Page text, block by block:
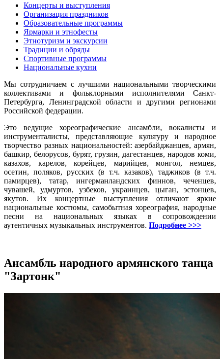
Концерты и выступления
Организация праздников
Образовательные программы
Ярмарки и этнофесты
Этнотуризм и экскурсии
Традиции и обряды
Спортивные программы
Национальные кухни
Мы сотрудничаем с лучшими национальными творческими
коллективами и фольклорными исполнителями Санкт-
Петербурга, Ленинградской области и другими регионами
Российской федерации.
Это ведущие хореографические ансамбли, вокалисты и
инструменталисты, представляющие культуру и народное
творчество разных национальностей: азербайджанцев, армян,
башкир, белорусов, бурят, грузин, дагестанцев, народов коми,
казахов, карелов, корейцев, марийцев, монгол, немцев,
осетин, поляков, русских (в т.ч. казаков), таджиков (в т.ч.
памирцев), татар, ингерманландских финнов, чеченцев,
чувашей, удмуртов, узбеков, украинцев, цыган, эстонцев,
якутов. Их концертные выступления отличают яркие
национальные костюмы, самобытная хореография, народные
песни на национальных языках в сопровождении
аутентичных музыкальных инструментов. Подробнее >>>
Ансамбль народного армянского танца
"Зартонк"